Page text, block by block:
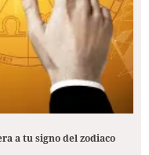
a tu signo del zodiaco